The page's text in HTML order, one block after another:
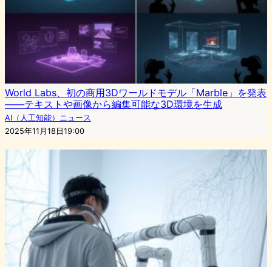
World Labs、初の商用3Dワールドモデル「Marble」を発表
——テキストや画像から編集可能な3D環境を生成
AI（人工知能）ニュース
2025年11月18日19:00